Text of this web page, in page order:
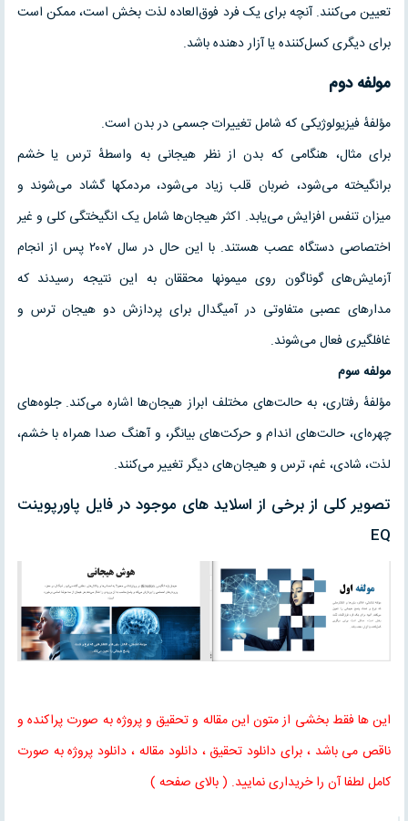
تعیین می‌کنند. آنچه برای یک فرد فوق‌العاده لذت بخش است، ممکن است
برای دیگری کسل‌کننده یا آزار دهنده باشد.
مولفه دوم
مؤلفهٔ فیزیولوژیکی که شامل تغییرات جسمی در بدن است.
برای مثال، هنگامی که بدن از نظر هیجانی به واسطهٔ ترس یا خشم
برانگیخته می‌شود، ضربان قلب زیاد می‌شود، مردمکها گشاد می‌شوند و
میزان تنفس افزایش می‌یابد. اکثر هیجان‌ها شامل یک انگیختگی کلی و غیر
اختصاصی دستگاه عصب هستند. با این حال در سال ۲۰۰۷ پس از انجام
آزمایش‌های گوناگون روی میمونها محققان به این نتیجه رسیدند که
مدارهای عصبی متفاوتی در آمیگدال برای پردازش دو هیجان ترس و
غافلگیری فعال می‌شوند.
مولفه سوم
مؤلفهٔ رفتاری، به حالت‌های مختلف ابراز هیجان‌ها اشاره می‌کند. جلوه‌های
چهره‌ای، حالت‌های اندام و حرکت‌های بیانگر، و آهنگ صدا همراه با خشم،
لذت، شادی، غم، ترس و هیجان‌های دیگر تغییر می‌کنند.
تصویر کلی از برخی از اسلاید های موجود در فایل پاورپوینت
EQ
این ها فقط بخشی از متون این مقاله و تحقیق و پروژه به صورت پراکنده و
ناقص می باشد ، برای دانلود تحقیق ، دانلود مقاله ، دانلود پروژه به صورت
کامل لطفا آن را خریداری نمایید. ( بالای صفحه )